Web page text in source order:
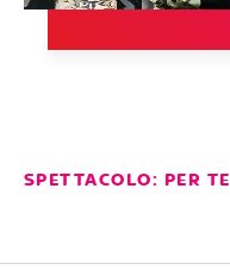
SPETTACOLO: PER TE